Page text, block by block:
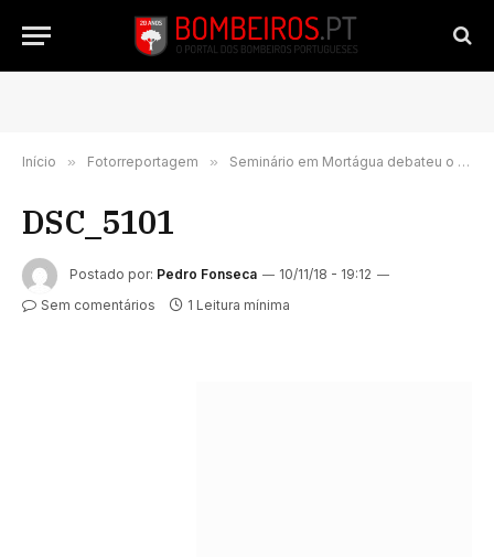
Início » Fotorreportagem » Seminário em Mortágua debateu o tema: “15 de Outubro. Um ano depois, o que mudou?”
DSC_5101
Postado por: Pedro Fonseca
10/11/18 - 19:12
Sem comentários
1 Leitura mínima